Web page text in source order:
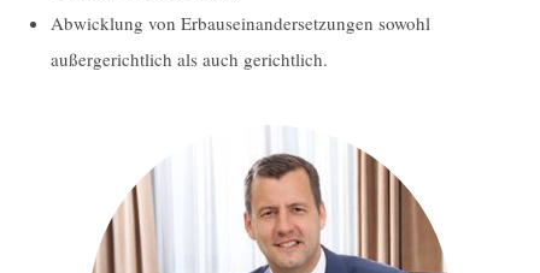
Abwicklung von Erbauseinandersetzungen sowohl
außergerichtlich als auch gerichtlich.